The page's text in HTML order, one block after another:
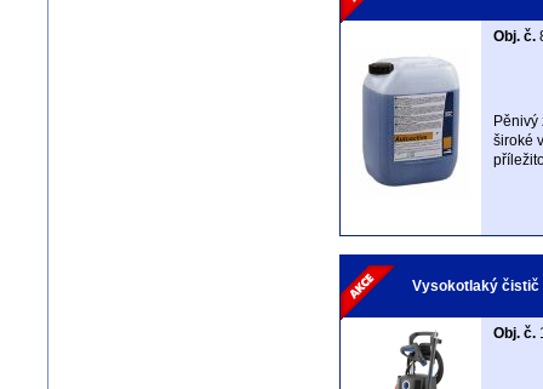
Obj. č.
široké
Vysokotlaký čistič
Obj. č.